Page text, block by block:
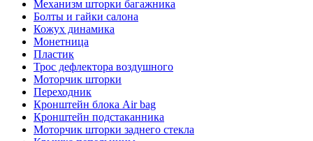
Механизм шторки багажника
Болты и гайки салона
Кожух динамика
Монетница
Пластик
Трос дефлектора воздушного
Моторчик шторки
Переходник
Кронштейн блока Air bag
Кронштейн подстаканника
Моторчик шторки заднего стекла